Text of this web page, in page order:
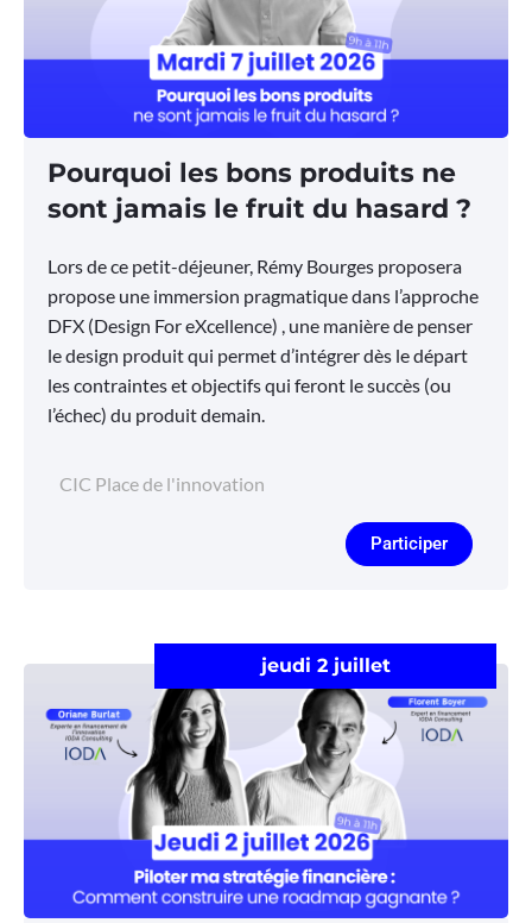
Pourquoi les bons produits ne
sont jamais le fruit du hasard ?
Lors de ce petit-déjeuner, Rémy Bourges proposera
propose une immersion pragmatique dans l’approche
DFX (Design For eXcellence) , une manière de penser
le design produit qui permet d’intégrer dès le départ
les contraintes et objectifs qui feront le succès (ou
l’échec) du produit demain.
CIC Place de l'innovation
Participer
jeudi 2 juillet